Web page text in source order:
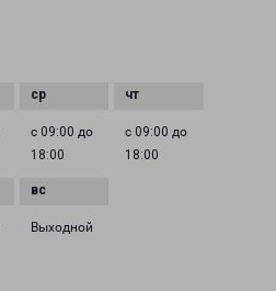
с 09:00 до
18:00
с 09:00 до
18:00
Выходной